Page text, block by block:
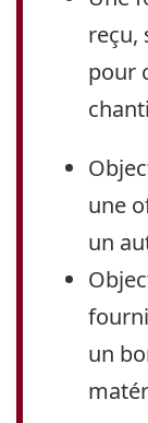
reçu,
pour
une
un
un